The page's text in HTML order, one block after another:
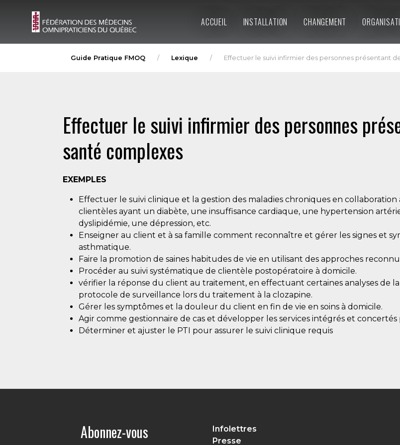
ACCUEIL INSTALLATION CHANGEMENT
Guide Pratique FMOQ Lexique Effectuer le suivi infirmier des personnes présentant
Effectuer le suivi infirmier des personnes
santé complexes
EXEMPLES
Effectuer le suivi clinique et la gestion des maladies chroniques en
clientèles ayant un diabète, une insuffisance cardiaque, une hypertension
dyslipidémie, une dépression, etc.
Enseigner au client et à sa famille comment reconnaître et gérer les signes et
asthmatique.
Faire la promotion de saines habitudes de vie en utilisant des approches
Procéder au suivi systématique de clientèle postopératoire à domicile.
vérifier la réponse du client au traitement, en effectuant certaines analyses de
protocole de surveillance lors du traitement à la clozapine.
Gérer les symptômes et la douleur du client en fin de vie en soins à domicile.
Agir comme gestionnaire de cas et développer les services intégrés et
Déterminer et ajuster le PTI pour assurer le suivi clinique requis
Abonnez-vous
Infolettres
Presse